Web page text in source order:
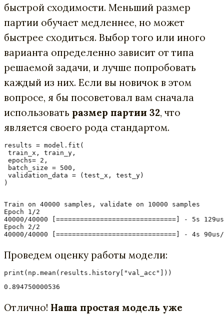
быстрой сходимости. Меньший размер
партии обучает медленнее, но может
быстрее сходиться. Выбор того или иного
варианта определенно зависит от типа
решаемой задачи, и лучше попробовать
каждый из них. Если вы новичок в этом
вопросе, я бы посоветовал вам сначала
использовать размер партии 32, что
является своего рода стандартом.
results = model.fit(
train_x, train_y,
epochs= 2,
batch_size = 500,
validation_data = (test_x, test_y)
)
Train on 40000 samples, validate on 10000 samples
Epoch 1/2
40000/40000 [==============================] -
Epoch 2/2
40000/40000 [==============================] -
Проведем оценку работы модели:
0.894750000536
Отлично! Наша простая модель уже